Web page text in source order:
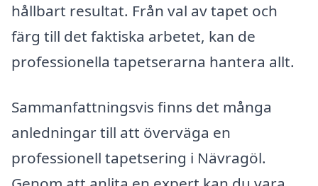
hållbart resultat. Från val av tapet och
färg till det faktiska arbetet, kan de
professionella tapetserarna hantera allt.
Sammanfattningsvis finns det många
anledningar till att överväga en
professionell tapetsering i Nävragöl.